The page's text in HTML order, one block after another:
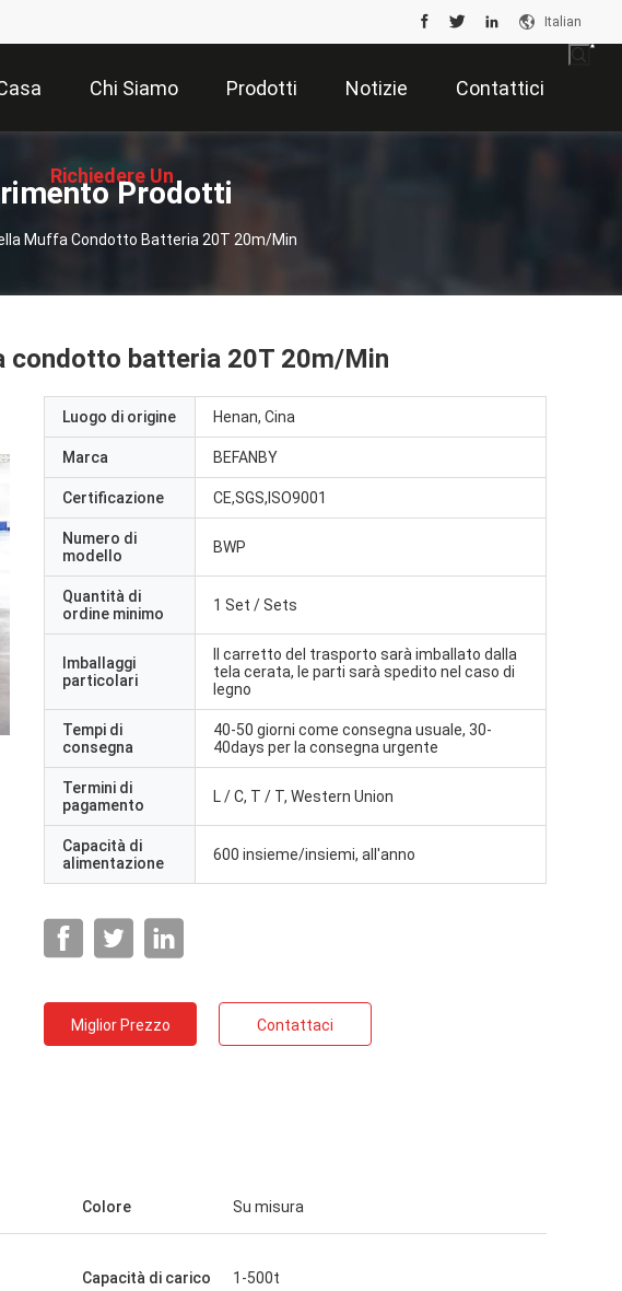
Italian
Chi Siamo Prodotti Notizie Contattici
Richiedere UnProdotti
Muffa Condotto Batteria 20T 20m/Min
batteria 20T 20m/Min
Luogo di origine Henan, Cina
Marca BEFANBY
Certificazione CE,SGS,ISO9001
Numero di
modello
BWP
Quantità di
ordine minimo
1 Set / Sets
Imballaggi
particolari
Il carretto del trasporto sarà imballato dalla
tela cerata, le parti sarà spedito nel caso di
legno
Tempi di
consegna
40-50 giorni come consegna usuale, 30-
40days per la consegna urgente
Termini di
pagamento
L / C, T / T, Western Union
Capacità di
alimentazione
600 insieme/insiemi, all'anno
Miglior Prezzo Contattaci
Colore Su misura
Capacità di carico 1-500t